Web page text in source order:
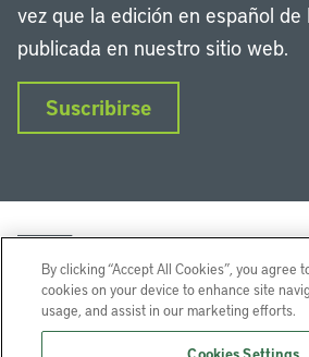
vez que la edición en español de
publicada en nuestro sitio web.
Suscribirse
InstagramFacebookTwitter
By clicking “Accept All Cookies”, you agree
cookies on your device to enhance site
usage, and assist in our marketing efforts.
Cookies Settings